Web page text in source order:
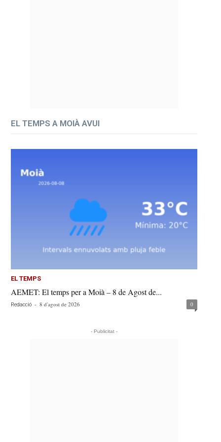
EL TEMPS A MOIÀ AVUI
EL TEMPS
AEMET: El temps per a Moià – 8 de Agost de...
Redacció - 8 d'agost de 2026 0
- Publicitat -